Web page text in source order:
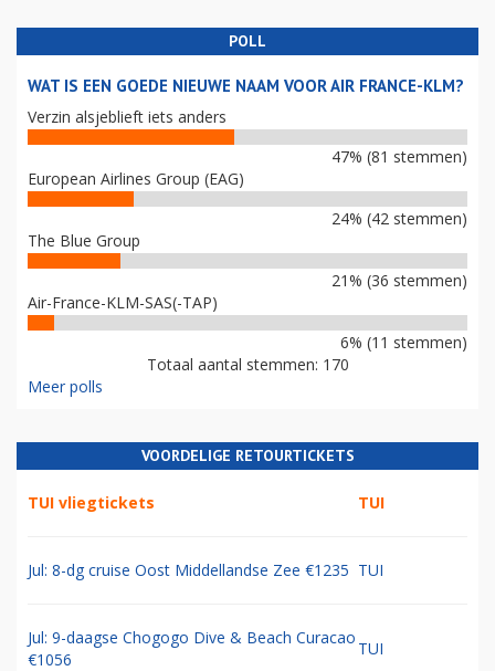
POLL
WAT IS EEN GOEDE NIEUWE NAAM VOOR AIR FRANCE-KLM?
Verzin alsjeblieft iets anders
47% (81 stemmen)
European Airlines Group (EAG)
24% (42 stemmen)
The Blue Group
21% (36 stemmen)
Air-France-KLM-SAS(-TAP)
6% (11 stemmen)
Totaal aantal stemmen: 170
Meer polls
VOORDELIGE RETOURTICKETS
TUI vliegtickets TUI
Jul: 8-dg cruise Oost Middellandse Zee €1235 TUI
Jul: 9-daagse Chogogo Dive & Beach Curacao
€1056
TUI